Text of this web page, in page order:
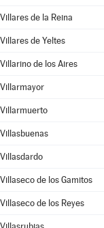
Villares de la Reina
Villares de Yeltes
Villarino de los Aires
Villarmayor
Villarmuerto
Villasbuenas
Villasdardo
Villaseco de los Gamitos
Villaseco de los Reyes